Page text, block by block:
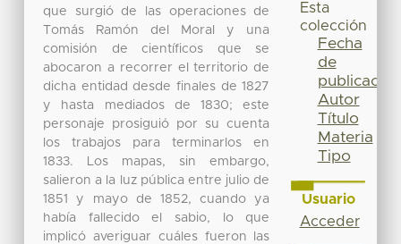
que surgió de las operaciones de
Tomás Ramón del Moral y una
comisión de científicos que se
abocaron a recorrer el territorio de
dicha entidad desde finales de 1827
y hasta mediados de 1830; este
personaje prosiguió por su cuenta
los trabajos para terminarlos en
1833. Los mapas, sin embargo,
salieron a la luz pública entre julio de
1851 y mayo de 1852, cuando ya
había fallecido el sabio, lo que
implicó averiguar cuáles fueron las
Esta
colección
Fecha
de
publicación
Autor
Título
Materia
Tipo
Usuario
Acceder